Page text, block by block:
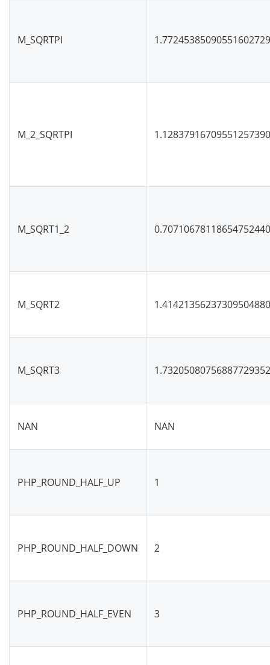
M_SQRTPI 1.77245385090551602729
M_2_SQRTPI 1.12837916709551257390
M_SQRT1_2 0.70710678118654752440
M_SQRT2 1.41421356237309504880
M_SQRT3 1.73205080756887729352
NAN NAN
PHP_ROUND_HALF_UP 1
PHP_ROUND_HALF_DOWN 2
PHP_ROUND_HALF_EVEN 3